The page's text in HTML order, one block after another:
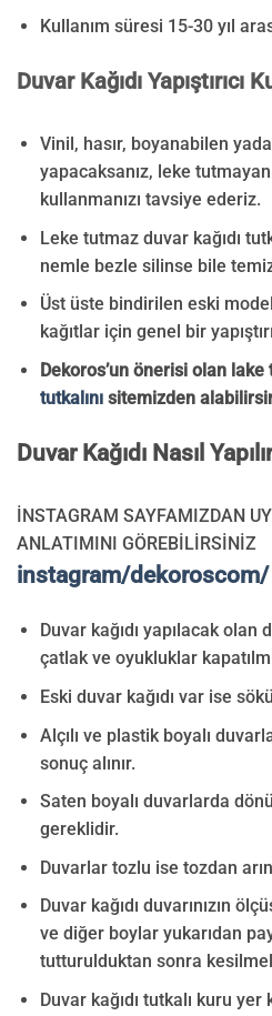
Kullanım süresi 15-30 yıl
Duvar Kağıdı Yapıştırıcı
Vinil, hasır, boyanabilen yada
yapacaksanız, leke
kullanmanızı tavsiye ederiz.
Leke tutmaz duvar kağıdı
nemle bezle silinse bile
Üst üste bindirilen eski
kağıtlar için genel bir
Dekoros’un önerisi olan
tutkalınısitemizden
Duvar Kağıdı Nasıl
İNSTAGRAM SAYFAMIZDAN
ANLATIMINI GÖREBİLİRSİNİZ
instagram/dekoroscom/
Duvar kağıdı yapılacak olan
çatlak ve oyukluklar
Eski duvar kağıdı var ise
Alçılı ve plastik boyalı
sonuç alınır.
Saten boyalı duvarlarda
gereklidir.
Duvarlar tozlu ise tozdan
Duvar kağıdı duvarınızın
ve diğer boylar yukarıdan
tutturulduktan sonra
Duvar kağıdı tutkalı kuru